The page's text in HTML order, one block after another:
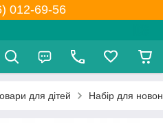
012-69-56
для дітей Набір для